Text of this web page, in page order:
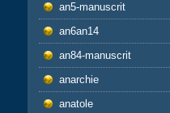
an5-manuscrit
an6an14
an84-manuscrit
anarchie
anatole